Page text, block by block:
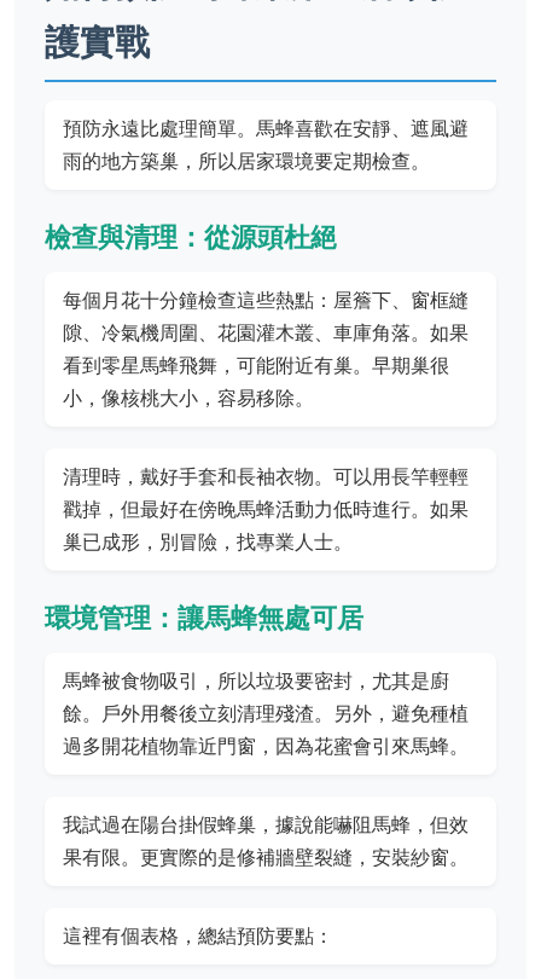
護實戰
預防永遠比處理簡單。馬蜂喜歡在安靜、遮風避
雨的地方築巢，所以居家環境要定期檢查。
檢查與清理：從源頭杜絕
每個月花十分鐘檢查這些熱點：屋簷下、窗框縫
隙、冷氣機周圍、花園灌木叢、車庫角落。如果
看到零星馬蜂飛舞，可能附近有巢。早期巢很
小，像核桃大小，容易移除。
清理時，戴好手套和長袖衣物。可以用長竿輕輕
戳掉，但最好在傍晚馬蜂活動力低時進行。如果
巢已成形，別冒險，找專業人士。
環境管理：讓馬蜂無處可居
馬蜂被食物吸引，所以垃圾要密封，尤其是廚
餘。戶外用餐後立刻清理殘渣。另外，避免種植
過多開花植物靠近門窗，因為花蜜會引來馬蜂。
我試過在陽台掛假蜂巢，據說能嚇阻馬蜂，但效
果有限。更實際的是修補牆壁裂縫，安裝紗窗。
這裡有個表格，總結預防要點：